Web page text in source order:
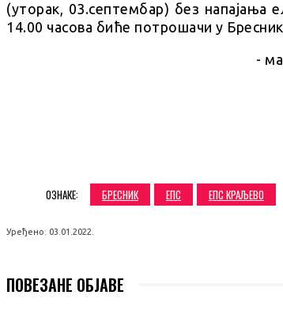
(уторак, 03.септембар) без напајања
14.00 часова биће потрошачи у
-
ОЗНАКЕ: БРЕСНИК ЕПС ЕПС КРАЉЕВО
Уређено: 03.01.2022.
ПОВЕЗАНЕ ОБЈАВЕ